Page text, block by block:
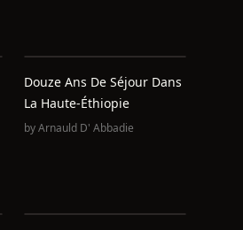
Douze Ans De Séjour Dans
La Haute-Éthiopie
byArnauld D' Abbadie